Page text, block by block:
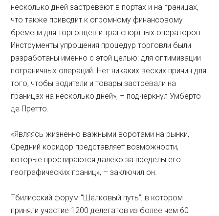
несколько дней застревают в портах и на границах,
что также приводит к огромному финансовому
бремени для торговцев и транспортных операторов.
Инструменты упрощения процедур торговли были
разработаны именно с этой целью: для оптимизации
пограничных операций. Нет никаких веских причин для
того, чтобы водители и товары застревали на
границах на несколько дней», – подчеркнул Умберто
де Претто.
«Являясь жизненно важными воротами на рынки,
Средний коридор представляет возможности,
которые простираются далеко за пределы его
географических границ», – заключил он.
Тбилисский форум “Шелковый путь”, в котором
приняли участие 1200 делегатов из более чем 60